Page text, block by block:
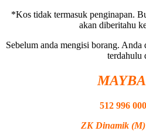
*Kos tidak termasuk penginapan.
akan diberitahu
Sebelum anda mengisi borang.
terdahulu
512 996
ZK Dinamik